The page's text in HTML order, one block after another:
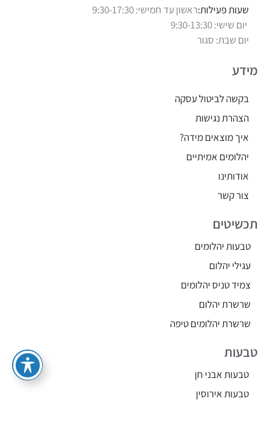
שעות פעילות:ראשון עד חמישי: 9:30-17:30
יום שישי: 9:30-13:30
יום שבת: סגור
מידע
בקשה לביטול עסקה
הצהרת נגישות
איך מוצאים מידה?
יהלומים אמיתיים
אודותינו
צור קשר
תכשיטים
טבעות יהלומים
עגילי יהלום
צמיד טניס יהלומים
שרשרת יהלום
שרשרת יהלומים טיפה
טבעות
טבעות אבני חן
טבעות אירוסין